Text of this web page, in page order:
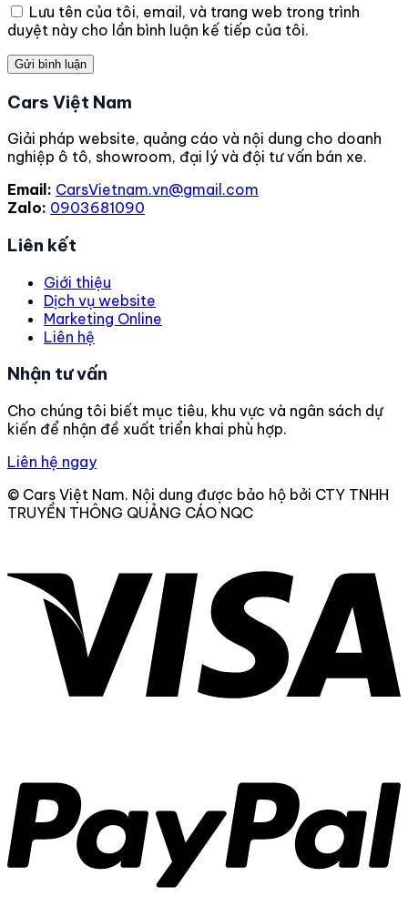
Lưu tên của tôi, email, và trang web trong trình
duyệt này cho lần bình luận kế tiếp của tôi.
Cars Việt Nam
Giải pháp website, quảng cáo và nội dung cho doanh
nghiệp ô tô, showroom, đại lý và đội tư vấn bán xe.
Email: CarsVietnam.vn@gmail.com
Zalo: 0903681090
Liên kết
Giới thiệu
Dịch vụ website
Marketing Online
Liên hệ
Nhận tư vấn
Cho chúng tôi biết mục tiêu, khu vực và ngân sách dự
kiến để nhận đề xuất triển khai phù hợp.
Liên hệ ngay
© Cars Việt Nam. Nội dung được bảo hộ bởi CTY TNHH
TRUYỀN THÔNG QUẢNG CÁO NQC